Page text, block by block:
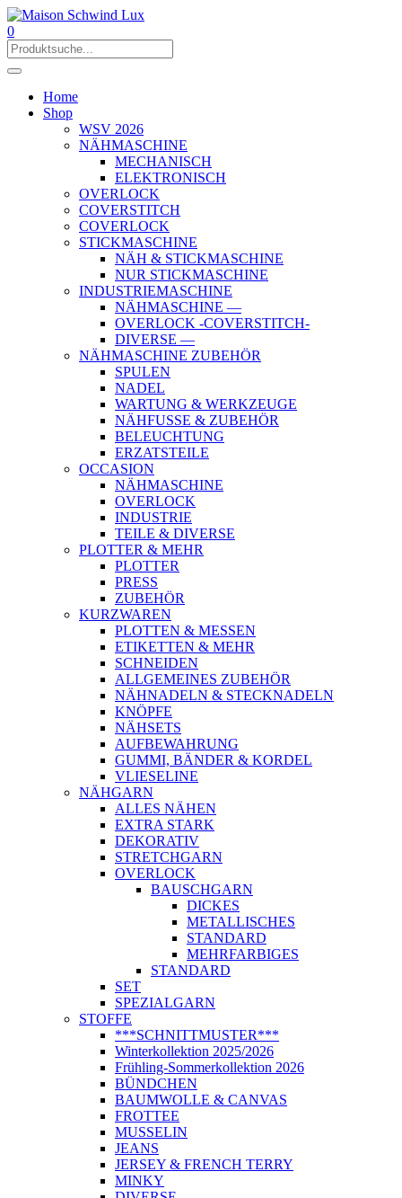
0
Home
Shop
WSV 2026
NÄHMASCHINE
MECHANISCH
ELEKTRONISCH
OVERLOCK
COVERSTITCH
COVERLOCK
STICKMASCHINE
NÄH & STICKMASCHINE
NUR STICKMASCHINE
INDUSTRIEMASCHINE
NÄHMASCHINE —
OVERLOCK -COVERSTITCH-
DIVERSE —
NÄHMASCHINE ZUBEHÖR
SPULEN
NADEL
WARTUNG & WERKZEUGE
NÄHFUSSE & ZUBEHÖR
BELEUCHTUNG
ERZATSTEILE
OCCASION
NÄHMASCHINE
OVERLOCK
INDUSTRIE
TEILE & DIVERSE
PLOTTER & MEHR
PLOTTER
PRESS
ZUBEHÖR
KURZWAREN
PLOTTEN & MESSEN
ETIKETTEN & MEHR
SCHNEIDEN
ALLGEMEINES ZUBEHÖR
NÄHNADELN & STECKNADELN
KNÖPFE
NÄHSETS
AUFBEWAHRUNG
GUMMI, BÄNDER & KORDEL
VLIESELINE
NÄHGARN
ALLES NÄHEN
EXTRA STARK
DEKORATIV
STRETCHGARN
OVERLOCK
BAUSCHGARN
DICKES
METALLISCHES
STANDARD
MEHRFARBIGES
STANDARD
SET
SPEZIALGARN
STOFFE
***SCHNITTMUSTER***
Winterkollektion 2025/2026
Frühling-Sommerkollektion 2026
BÜNDCHEN
BAUMWOLLE & CANVAS
FROTTEE
MUSSELIN
JEANS
JERSEY & FRENCH TERRY
MINKY